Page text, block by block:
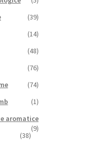
(39)
(14)
(48)
(76)
(74)
(1)
aromatice
(9)
(38)